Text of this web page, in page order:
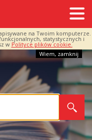
na Twoim komputerze.
statystycznych i
w Polityce plików cookie.
Wiem, zamknij